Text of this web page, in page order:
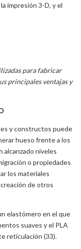
impresión 3-D, y el
para fabricar
principales ventajas y
y constructos puede
hueso frente a los
niveles
o propiedades
los materiales
de otros
elastómero en el que
suaves y el PLA
reticulación (33).